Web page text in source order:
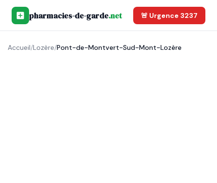
pharmacies-de-garde.net 🚨 Urgence 3237
Accueil/Lozère/Pont-de-Montvert-Sud-Mont-Lozère